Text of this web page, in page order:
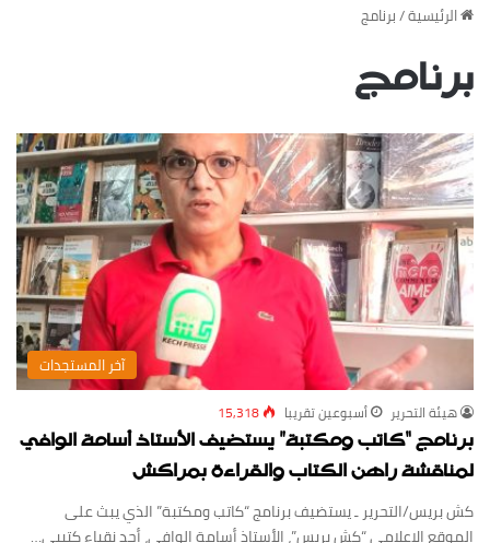
‏الرئيسية/برنامج
برنامج
‏آخر المستجدات
‏هيئة ‏التحرير أسبوعين ‏تقريبا 15,318
برنامج “كاتب ومكتبة” يستضيف الأستاذ أسامة الوافي
لمناقشة راهن الكتاب والقراءة بمراكش
كش بريس/التحرير ـ يستضيف برنامج “كاتب ومكتبة” الذي يبث على
الموقع الإعلامي “كش بريس”، الأستاذ أسامة الوافي، أحد نقباء كتبيي…